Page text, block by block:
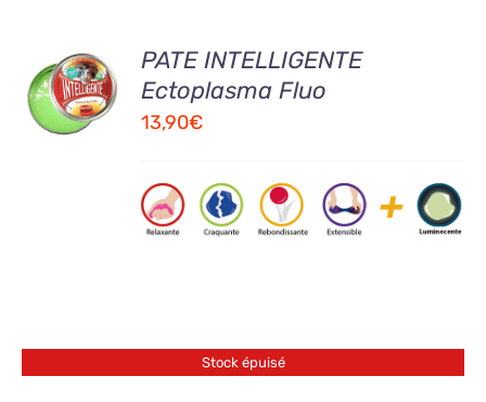
AJOUTER
AU
PANIER
/
PATE INTELLIGENTE
Ectoplasma Fluo
13,90€
Stock épuisé